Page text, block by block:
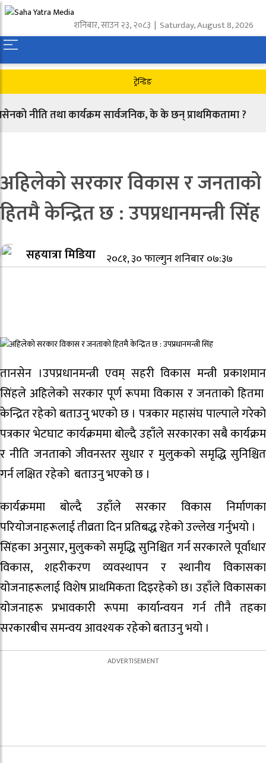
शनिबार,साउन२३,२०८३ | Saturday, August 8, 2026
ट्रेन्डिङ
नीति तथा कार्यक्रम सार्वजनिक, के के छन् प्राथमिकतामा ?
अहिलेको सरकार विकास र जनताको
हितमै केन्द्रित छ : उपप्रधानमन्त्री सिंह
सहयात्रा मिडिया २०८१, ३० फाल्गुन शनिबार ०७:३७
तानसेन ।उपप्रधानमन्त्री एवम् सहरी विकास मन्त्री प्रकाशमान
सिंहले अहिलेको सरकार पूर्ण रूपमा विकास र जनताको हितमा
केन्द्रित रहेको बताउनु भएको छ । पत्रकार महासंघ पाल्पाले गरेको
पत्रकार भेटघाट कार्यक्रममा बोल्दै उहाँले सरकारका सबै कार्यक्रम
र नीति जनताको जीवनस्तर सुधार र मुलुकको समृद्धि सुनिश्चित
गर्न लक्षित रहेको बताउनु भएको छ ।
कार्यक्रममा बोल्दै उहाँले सरकार विकास निर्माणका
परियोजनाहरूलाई तीव्रता दिन प्रतिबद्ध रहेको उल्लेख गर्नुभयो ।
सिंहका अनुसार, मुलुकको समृद्धि सुनिश्चित गर्न सरकारले पूर्वाधार
विकास, शहरीकरण व्यवस्थापन र स्थानीय विकासका
योजनाहरूलाई विशेष प्राथमिकता दिइरहेको छ। उहाँले विकासका
योजनाहरू प्रभावकारी रूपमा कार्यान्वयन गर्न तीनै तहका
सरकारबीच समन्वय आवश्यक रहेको बताउनु भयो ।